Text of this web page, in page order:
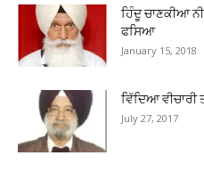
ਹਿੰਦੂ ਚਾਣਕੀਆ
ਫਸਿਆ
January 15, 2018
ਵਿੱਦਿਆ ਵੀਚਾਰੀ
July 27, 2017